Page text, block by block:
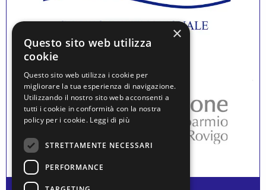
×
Questo sito web utilizza
cookie
Questo sito web utilizza i cookie per
migliorare la tua esperienza di navigazione.
Utilizzando il nostro sito web acconsenti a
tutti i cookie in conformità con la nostra
policy per i cookie. Leggi di più
STRETTAMENTE NECESSARI
PERFORMANCE